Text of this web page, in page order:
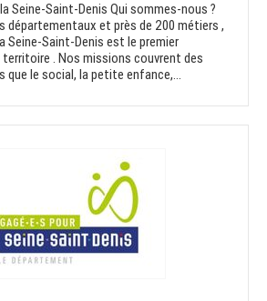
Seine-Saint-Denis Qui sommes-nous ?
départementaux et près de 200 métiers ,
Seine-Saint-Denis est le premier
territoire . Nos missions couvrent des
que le social, la petite enfance,...